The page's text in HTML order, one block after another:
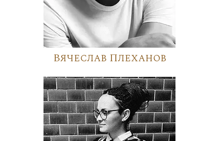
Вячеслав Плеханов